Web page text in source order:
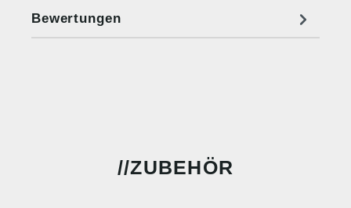
Bewertungen
ZUBEHÖR